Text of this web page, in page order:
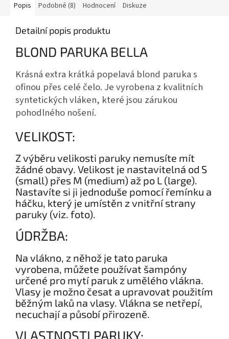
Popis Podobné (8) Hodnocení Diskuze
Detailní popis produktu
BLOND PARUKA BELLA
Krásná extra krátká popelavá blond paruka s
ofinou přes celé čelo. Je vyrobena z kvalitních
syntetických vláken, které jsou zárukou
pohodlného nošení.
VELIKOST:
Z výběru velikosti paruky nemusíte mít
žádné obavy. Velikost je nastavitelná od S
(small) přes M (medium) až po L (large).
Nastavíte si ji jednoduše pomocí řemínku a
háčku, který je umístěn z vnitřní strany
paruky (viz. foto).
ÚDRŽBA:
Na vlákno, z něhož je tato paruka
vyrobena, můžete používat šampóny
určené pro mytí paruk z umělého vlákna.
Vlasy je možno česat a upravovat použitím
běžným laků na vlasy. Vlákna se netřepí,
necuchají a působí přirozeně.
VLASTNOSTI PARUKY: